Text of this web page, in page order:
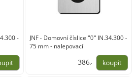
-
JNF - Domovní číslice "0" IN.34.300 -
75 mm - nalepovací
386,-